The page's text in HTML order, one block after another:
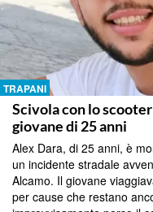
TRAPANI
Scivola con lo
giovane di 25 anni
Alex Dara, di 25 anni, è
un incidente stradale
Alcamo. Il giovane
per cause che restano